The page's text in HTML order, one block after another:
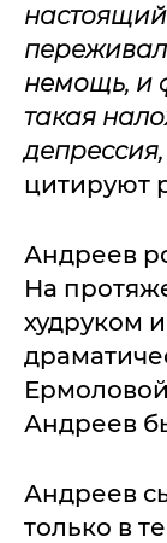
немощь, и
такая
цитируют
Андреев
На
худруком
Андреев
Андреев
только в